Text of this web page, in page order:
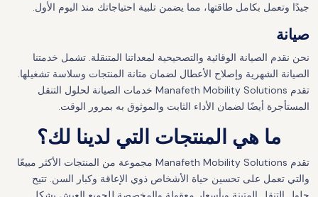
جيدًا وتعمل بكامل طاقتها، مما يضمن تلبية احتياجاتك منذ اليوم الأول.
صيانة
نحن نقدم الصيانة الوقائية والتصحيحية لمعداتنا المتنقلة. تشمل خدمتنا
الصيانة الشهرية وإصلاح الأعطال لضمان متانة المنتجات وسلاسة تشغيلها.
تقدم Manafeth Mobility Solutions خدمات الصيانة لحلول التنقل
المستأجرة أيضًا لضمان الأداء الثابت والموثوق به بمرور الوقت.
ما هي المنتجات التي لدينا لك؟
تقدم Manafeth Mobility Solutions مجموعة من المنتجات الأكثر مبيعًا
والتي تعمل على تحسين حياة الأشخاص ذوي الإعاقة وكبار السن. تتيح